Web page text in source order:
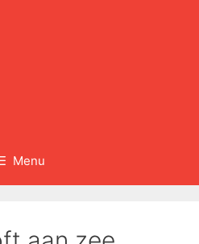
Menu